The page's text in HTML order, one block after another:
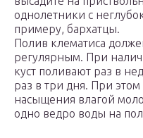
однолетники с
примеру, бархатцы.
Полив клематиса
регулярным. При
куст поливают раз в
раз в три дня. При
насыщения влагой
одно ведро воды на